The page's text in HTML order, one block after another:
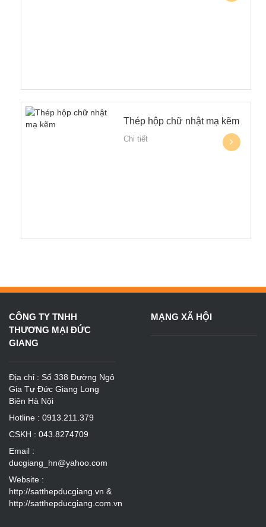
Thép hộp chữ nhật mạ kẽm
Chi tiết
CÔNG TY TNHH
THƯƠNG MẠI ĐỨC
GIANG
Địa chỉ : Số 338 Đường Ngô
Gia Tự Đức Giang Long
Biên Hà Nội
Hotline : 0913.211.379
CSKH : 043.8274709
Email :
ducgiang_hn@yahoo.com
Website :
http://satthepducgiang.vn &
http://satthepducgiang.com.vn
MẠNG XÃ HỘI